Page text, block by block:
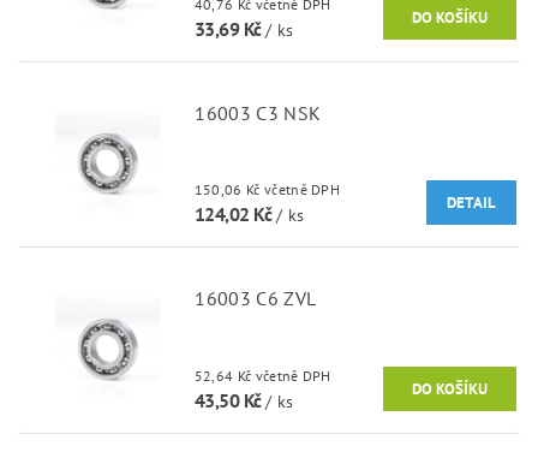
40,76 Kč včetně DPH
33,69 Kč/ ks
16003 C3 NSK
150,06 Kč včetně DPH
124,02 Kč/ ks
DETAIL
16003 C6 ZVL
52,64 Kč včetně DPH
43,50 Kč/ ks